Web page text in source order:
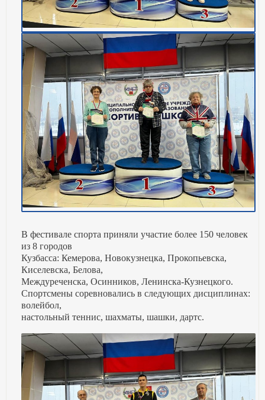
В фестивале спорта приняли участие более 150 человек
из 8 городов
Кузбасса: Кемерова, Новокузнецка, Прокопьевска,
Киселевска, Белова,
Междуреченска, Осинников, Ленинска-Кузнецкого.
Спортсмены соревновались в следующих дисциплинах:
волейбол,
настольный теннис, шахматы, шашки, дартс.